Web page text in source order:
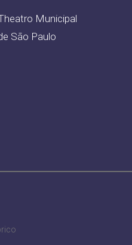
Municipal
São Paulo